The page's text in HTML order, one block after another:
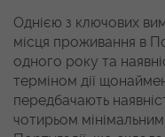
Однією з ключових
місця проживання в
одного року та
терміном дії
передбачають
чотирьом